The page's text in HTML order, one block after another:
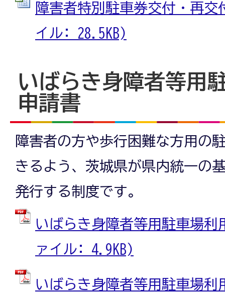
障害者特別駐車券交付・再
イル: 28.5KB)
いばらき身障者等用
申請書
障害者の方や歩行困難な方用の
きるよう、茨城県が県内統一の
発行する制度です。
いばらき身障者等用駐車場利
ァイル: 4.9KB)
いばらき身障者等用駐車場利